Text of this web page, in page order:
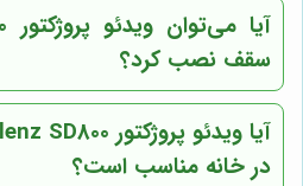
سقف نصب کرد؟
در خانه مناسب است؟